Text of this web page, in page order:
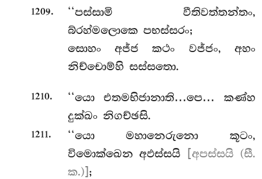
1209.
‘‘පස්සාමි වීතිවත්තන්තං,
බ්රහ්මලොකෙ පභස්සරං;
සොහං අජ්ජ කථං වජ්ජං, අහං
නිච්චොම්හි සස්සතො.
1210.
‘‘යො එතමභිජානාති…පෙ… කණ්හ
දුක්ඛං නිගච්ඡසි.
1211.
‘‘යො මහානෙරුනො කූටං,
විමොක්ඛෙන අඵස්සයි
[අපස්සයි (සී.
ක.)];